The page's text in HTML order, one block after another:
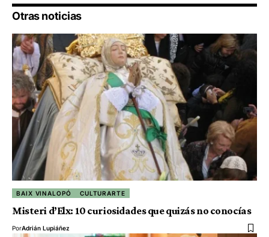
Otras noticias
BAIX VINALOPÓ CULTURARTE
Misteri d’Elx: 10 curiosidades que quizás no conocías
PorAdrián Lupiáñez